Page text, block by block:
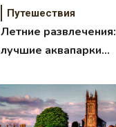
Путешествия
Летние развлечения:
лучшие аквапарки